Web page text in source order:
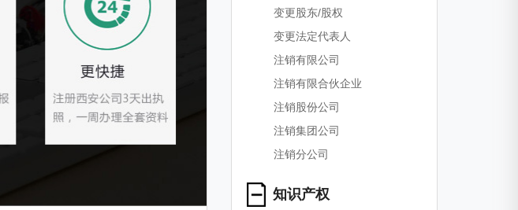
变更股东/股权
变更法定代表人
注销有限公司
注销有限合伙企业
注销股份公司
注销集团公司
注销分公司
知识产权